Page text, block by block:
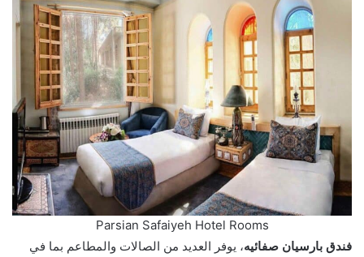
Parsian Safaiyeh Hotel Rooms
فندق بارسيان صفائيه، يوفر العديد من الصالات والمطاعم بما في